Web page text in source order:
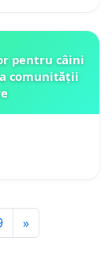
pentru câini
comunității
»